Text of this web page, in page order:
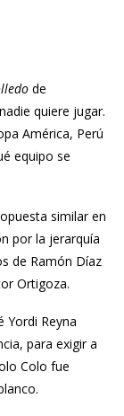
de
quiere jugar.
América, Perú
equipo se
similar en
por la jerarquía
de Ramón Díaz
Ortigoza.
Yordi Reyna
para exigir a
Colo fue